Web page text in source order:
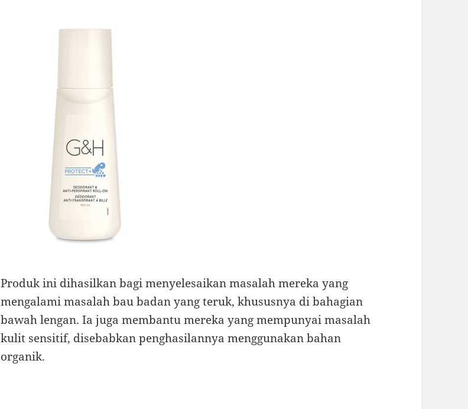
Produk ini dihasilkan bagi menyelesaikan masalah mereka yang
mengalami masalah bau badan yang teruk, khususnya di bahagian
bawah lengan. Ia juga membantu mereka yang mempunyai masalah
kulit sensitif, disebabkan penghasilannya menggunakan bahan
organik.